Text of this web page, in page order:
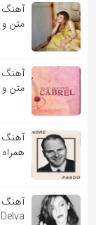
متن و
متن و
Delva به همراه متن و ترجمه مجزا